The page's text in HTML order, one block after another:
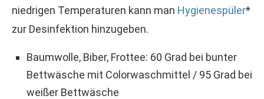
niedrigen Temperaturen kann man Hygienespüler*
zur Desinfektion hinzugeben.
Baumwolle, Biber, Frottee: 60 Grad bei bunter
Bettwäsche mit Colorwaschmittel / 95 Grad bei
weißer Bettwäsche